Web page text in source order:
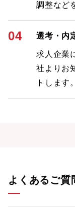
調整など
04 選考・内
求人企業
社よりお
トします。
よくあるご質